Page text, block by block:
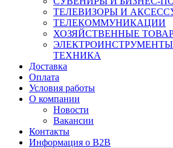
ТЕЛЕВИЗОРЫ И
ТЕЛЕКОММУНИКАЦИИ
ХОЗЯЙСТВЕННЫЕ
ТЕХНИКА
Доставка
Оплата
Условия работы
О компании
Новости
Вакансии
Контакты
Информация о B2B